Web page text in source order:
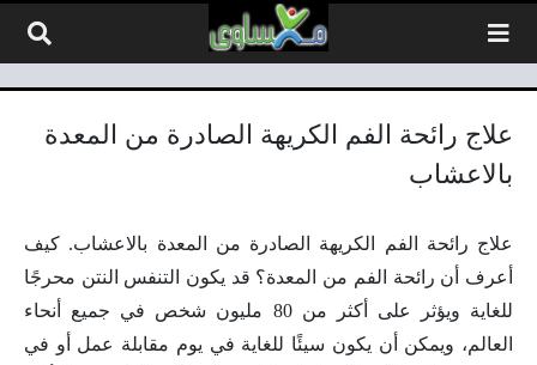
علاج رائحة الفم الكريهة الصادرة من المعدة
بالاعشاب
علاج رائحة الفم الكريهة الصادرة من المعدة بالاعشاب. كيف
أعرف أن رائحة الفم من المعدة؟ قد يكون التنفس النتن محرجًا
للغاية ويؤثر على أكثر من 80 مليون شخص في جميع أنحاء
العالم، ويمكن أن يكون سيئًا للغاية في يوم مقابلة عمل أو في